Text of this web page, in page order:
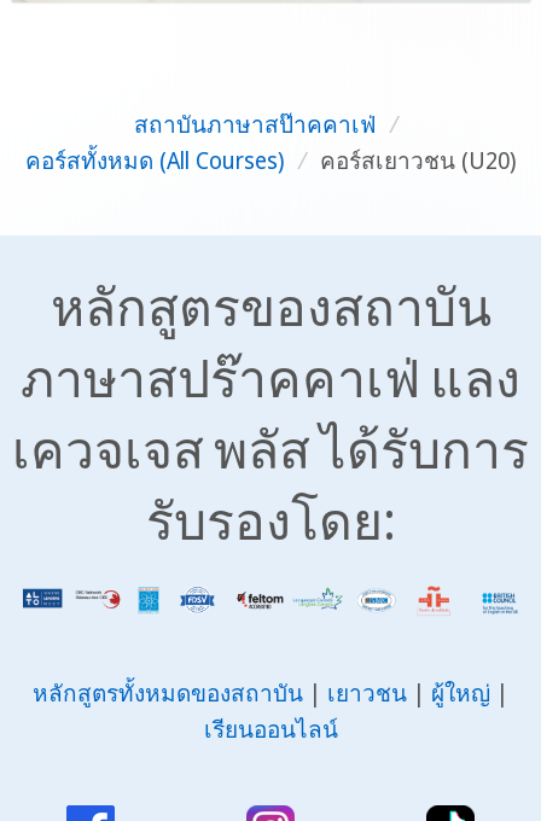
สถาบันภาษาสป๊าคคาเฟ่ /
คอร์สทั้งหมด (All Courses) / คอร์สเยาวชน (U20)
หลักสูตรของสถาบัน
ภาษาสปร๊าคคาเฟ่ แลง
เควจเจส พลัส ได้รับการ
รับรองโดย:
หลักสูตรทั้งหมดของสถาบัน | เยาวชน | ผู้ใหญ่ |
เรียนออนไลน์